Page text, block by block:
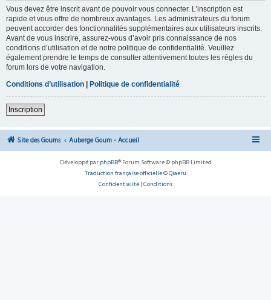
Vous devez être inscrit avant de pouvoir vous connecter. L’inscription est
rapide et vous offre de nombreux avantages. Les administrateurs du forum
peuvent accorder des fonctionnalités supplémentaires aux utilisateurs inscrits.
Avant de vous inscrire, assurez-vous d’avoir pris connaissance de nos
conditions d’utilisation et de notre politique de confidentialité. Veuillez
également prendre le temps de consulter attentivement toutes les règles du
forum lors de votre navigation.
Conditions d’utilisation | Politique de confidentialité
Inscription
Site des Goums Auberge Goum - Accueil
Développé par phpBB® Forum Software © phpBB Limited
Traduction française officielle©Qiaeru
Confidentialité | Conditions